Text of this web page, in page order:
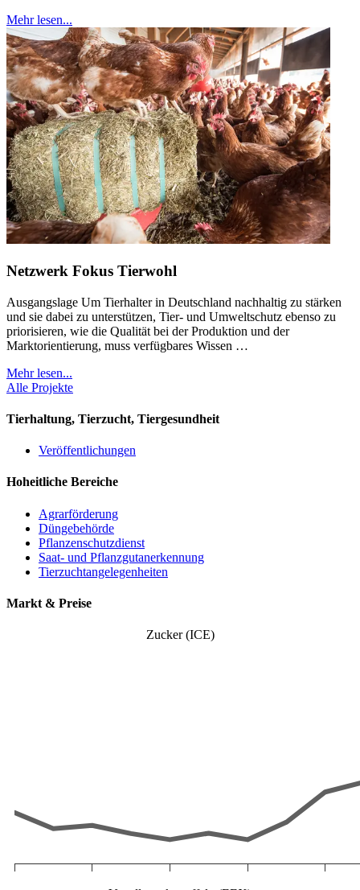
Mehr lesen...
Netzwerk Fokus Tierwohl
Ausgangslage Um Tierhalter in Deutschland nachhaltig zu stärken
und sie dabei zu unterstützen, Tier- und Umweltschutz ebenso zu
priorisieren, wie die Qualität bei der Produktion und der
Marktorientierung, muss verfügbares Wissen …
Mehr lesen...
Alle Projekte
Tierhaltung, Tierzucht, Tiergesundheit
Veröffentlichungen
Hoheitliche Bereiche
Agrarförderung
Düngebehörde
Pflanzenschutzdienst
Saat- und Pflanzgutanerkennung
Tierzuchtangelegenheiten
Markt & Preise
Zucker (ICE)